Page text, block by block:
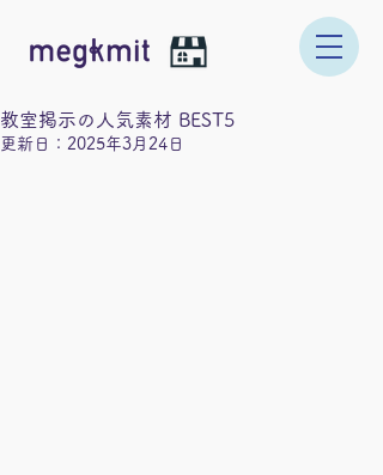
教室掲示の人気素材 BEST5
更新日： 2025年3月24日